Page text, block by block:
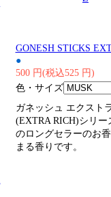
GONESH STICKS
●
500 円(税込525 円)
色・サイズ
ガネッシュ エクスト
(EXTRA RICH)シリー
のロングセラーのお
まる香りです。